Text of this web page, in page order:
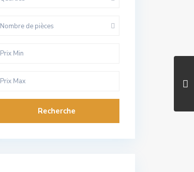
Nombre de pièces
Recherche